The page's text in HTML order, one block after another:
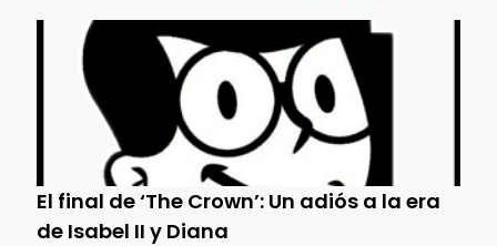
El final de ‘The Crown’: Un adiós a la era
de Isabel II y Diana